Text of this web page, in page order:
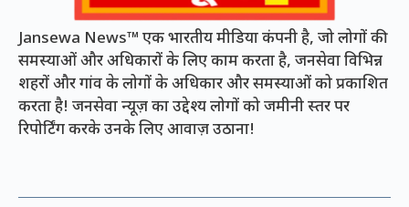
Jansewa News™ एक भारतीय मीडिया कंपनी है, जो लोगों की
समस्याओं और अधिकारों के लिए काम करता है, जनसेवा विभिन्न
शहरों और गांव के लोगों के अधिकार और समस्याओं को प्रकाशित
करता है! जनसेवा न्यूज़ का उद्देश्य लोगों को जमीनी स्तर पर
रिपोर्टिंग करके उनके लिए आवाज़ उठाना!